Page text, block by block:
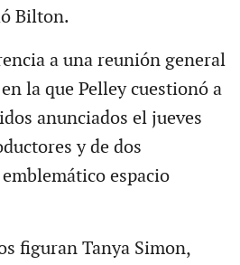
Bilton.
a una reunión general
la que Pelley cuestionó a
anunciados el jueves
y de dos
espacio
figuran Tanya Simon,